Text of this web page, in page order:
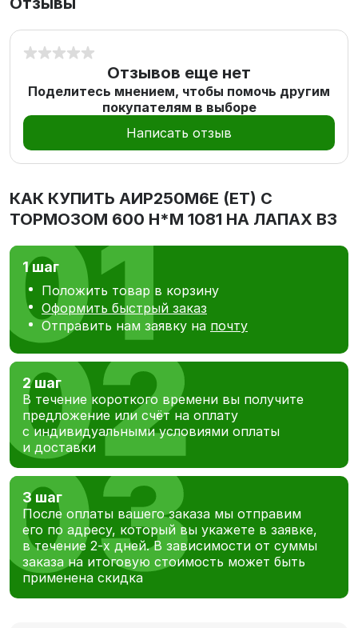
Отзывов еще нет
Поделитесь мнением, чтобы помочь другим
покупателям в выборе
Написать отзыв
КАК КУПИТЬ АИР250М6E (ET) С
ТОРМОЗОМ 600 Н*М 1081 НА ЛАПАХ В3
1 шаг
Положить товар в корзину
Оформить быстрый заказ
Отправить нам заявку на почту
2 шаг
В течение короткого времени вы получите
предложение или счёт на оплату
с индивидуальными условиями оплаты
и доставки
3 шаг
После оплаты вашего заказа мы отправим
его по адресу, который вы укажете в заявке,
в течение 2-х дней. В зависимости от суммы
заказа на итоговую стоимость может быть
применена скидка